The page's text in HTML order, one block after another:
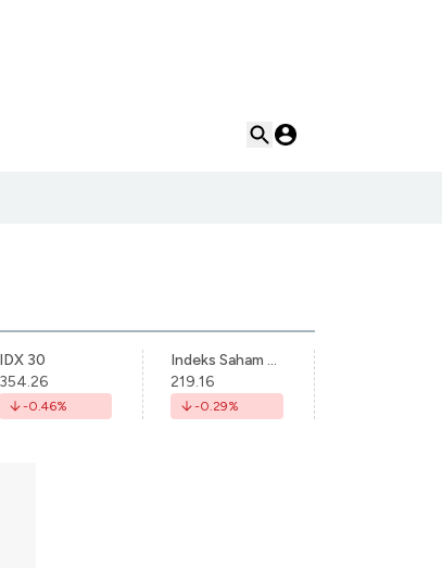
IDX 30
354.26
-0.46%
Indeks Saham Syariah Indonesia
219.16
-0.29%